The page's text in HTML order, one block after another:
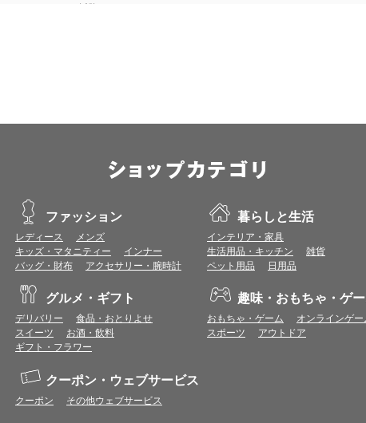
Android 15以降
※各ブラウザの最新版はリリース後1ヶ月前後で動作確認いたします。
※推奨以外のブラウザや、推奨以前のバージョンのブラウザをご利用の場合
すので、推奨ブラウザでのご利用をお願いいたします。
＜CookieやJavaScriptについて＞
本サービスではCookieとJavaScriptの機能を使用している為、Cookieと
ポイント付与につきまして
ワールドプレゼントのポイント通常1倍分に加え、上乗せとなる1〜19倍分のポ
ントとして付与いたします。
プレミアムポイント付与の対象は、商品代金のみ（税・送料等を除く）となりま
プレミアムポイントの付与予定時期は、カードご利用代金のご請求月と異なる
とに異なりますので、各ショップのショップ詳細ページにてご確認ください。
200円のご利用につき1ポイントとして計算されるため、一部の法人カード等に
対象サイトにアクセス後、カード決済前に別サイトにアクセスした場合は、ポ
商品購入後、購入内容等に変更があった場合は、プレミアムポイント付与の対
商品をキャンセル・返品した場合は、プレミアムポイント付与の対象となりませ
ファッション
レディース
メンズ
キッズ・マタニティー
インナー
バッグ・財布
アクセサリー・腕時計
暮らしと生活
インテリア・家具
生活用品・キッチン
雑貨
ペット用品
日用品
グルメ・ギフト
デリバリー
食品・おとりよせ
スイーツ
お酒・飲料
ギフト・フラワー
趣味・おもちゃ・ゲ
おもちゃ・ゲーム
オンラインゲー
スポーツ
アウトドア
クーポン・ウェブサービス
クーポン その他ウェブサービス